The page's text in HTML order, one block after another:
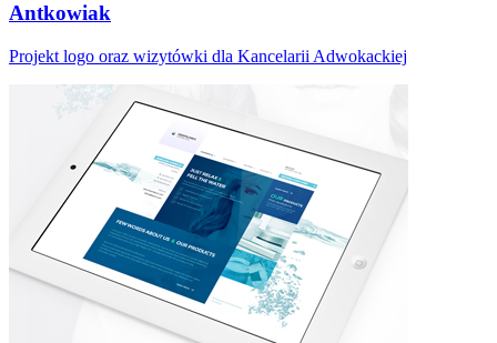
Antkowiak
Projekt logo oraz wizytówki dla Kancelarii Adwokackiej